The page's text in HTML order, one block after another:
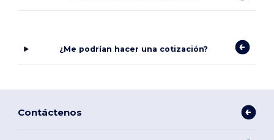
¿Me podrían hacer una cotización?
Contáctenos